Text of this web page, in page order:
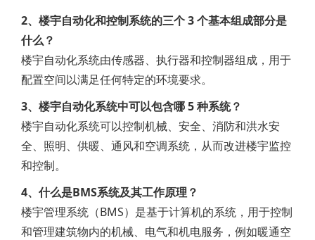
2、楼宇自动化和控制系统的三个 3 个基本组成部分是
什么？
楼宇自动化系统由传感器、执行器和控制器组成，用于
配置空间以满足任何特定的环境要求。
3、楼宇自动化系统中可以包含哪 5 种系统？
楼宇自动化系统可以控制机械、安全、消防和洪水安
全、照明、供暖、通风和空调系统，从而改进楼宇监控
和控制。
4、什么是BMS系统及其工作原理？
楼宇管理系统（BMS）是基于计算机的系统，用于控制
和管理建筑物内的机械、电气和机电服务，例如暖通空